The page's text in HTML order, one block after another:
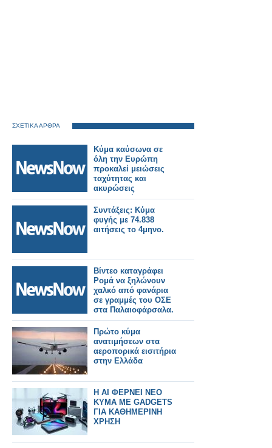
ΣΧΕΤΙΚΑ ΑΡΘΡΑ
Κύμα καύσωνα σε
όλη την Ευρώπη
προκαλεί μειώσεις
ταχύτητας και
ακυρώσεις
δρομολογίων στις
σιδηροδρομικές
γραμμές.
Συντάξεις: Κύμα
φυγής με 74.838
αιτήσεις το 4μηνο.
Βίντεο καταγράφει
Ρομά να ξηλώνουν
χαλκό από φανάρια
σε γραμμές του ΟΣΕ
στα Παλαιοφάρσαλα.
Πρώτο κύμα
ανατιμήσεων στα
αεροπορικά εισιτήρια
στην Ελλάδα
H AI ΦΕΡΝΕΙ ΝΕΟ
ΚΥΜΑ ΜΕ GADGETS
ΓΙΑ ΚΑΘΗΜΕΡΙΝΗ
ΧΡΗΣΗ